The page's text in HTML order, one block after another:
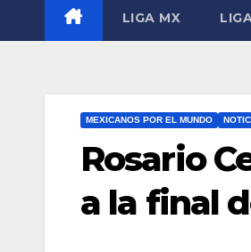
LIGA MX
MEXICANOS POR EL MUNDO
Rosario
a la final